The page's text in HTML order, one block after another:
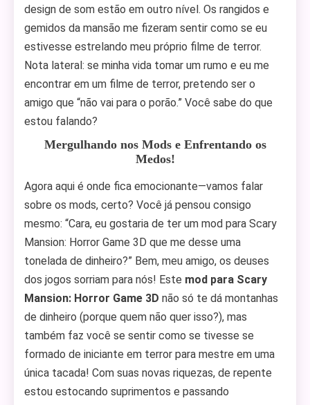
design de som estão em outro nível. Os rangidos e
gemidos da mansão me fizeram sentir como se eu
estivesse estrelando meu próprio filme de terror.
Nota lateral: se minha vida tomar um rumo e eu me
encontrar em um filme de terror, pretendo ser o
amigo que “não vai para o porão.” Você sabe do que
estou falando?
Mergulhando nos Mods e Enfrentando os
Medos!
Agora aqui é onde fica emocionante—vamos falar
sobre os mods, certo? Você já pensou consigo
mesmo: “Cara, eu gostaria de ter um mod para Scary
Mansion: Horror Game 3D que me desse uma
tonelada de dinheiro?” Bem, meu amigo, os deuses
dos jogos sorriam para nós! Este mod para Scary
Mansion: Horror Game 3D não só te dá montanhas
de dinheiro (porque quem não quer isso?), mas
também faz você se sentir como se tivesse se
formado de iniciante em terror para mestre em uma
única tacada! Com suas novas riquezas, de repente
estou estocando suprimentos e passando